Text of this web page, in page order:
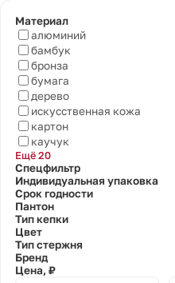
Материал
алюминий
бамбук
бронза
бумага
дерево
искусственная кожа
картон
каучук
Ещё 20
Спецфильтр
Индивидуальная упаковка
Срок годности
Пантон
Тип кепки
Цвет
Тип стержня
Бренд
Цена, ₽